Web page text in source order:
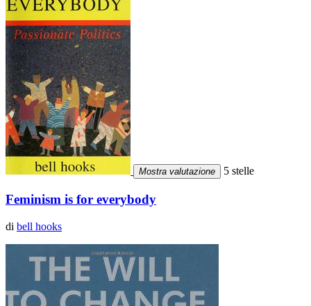
Mostra valutazione 5 stelle
Feminism is for everybody
di bell hooks